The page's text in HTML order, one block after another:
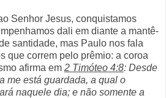
Senhor Jesus, conquistamos
dali em diante a mantê-
santidade, mas Paulo nos fala
que correm pelo prêmio: a coroa
afirma em 2 Timóteo 4:8: Desde
me está guardada, a qual o
naquele dia; e não somente a